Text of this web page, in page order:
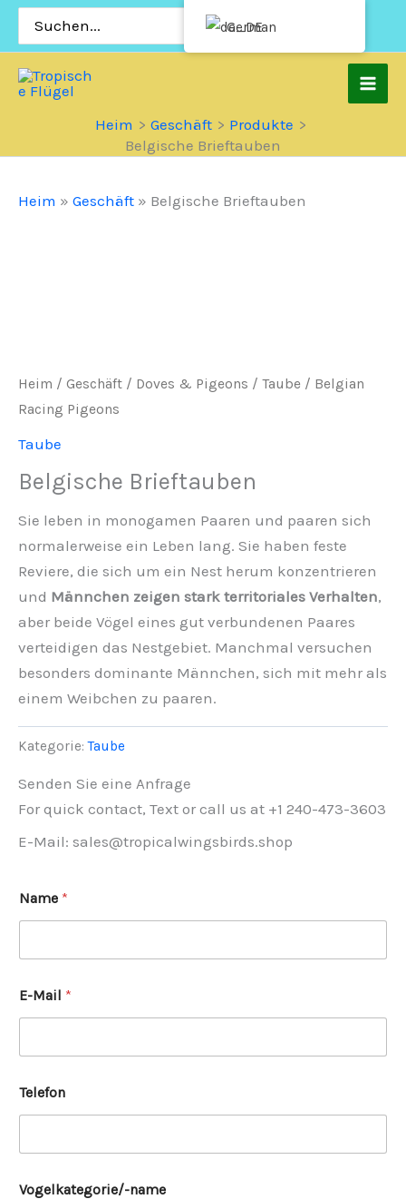
Zum
nach:
Heim Geschäft
Produkte
Belgische Brieftauben
Heim » Geschäft » Belgische Brieftauben
Heim / Geschäft / Doves & Pigeons / Taube / Belgian
Racing Pigeons
Taube
Belgische Brieftauben
Sie leben in monogamen Paaren und paaren sich
normalerweise ein Leben lang. Sie haben feste
Reviere, die sich um ein Nest herum konzentrieren
und Männchen zeigen stark territoriales Verhalten,
aber beide Vögel eines gut verbundenen Paares
verteidigen das Nestgebiet. Manchmal versuchen
besonders dominante Männchen, sich mit mehr als
einem Weibchen zu paaren.
Kategorie:Taube
Senden Sie eine Anfrage
For quick contact, Text or call us at +1 240-473-3603
E-Mail: sales@tropicalwingsbirds.shop
Name *
E-Mail *
Telefon
Vogelkategorie/-name
German